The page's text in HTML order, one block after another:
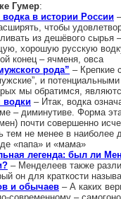
Гумер:
в истории России
чтобы
из дешёвого
хорошую русскую
конец – ячменя, овса
рода” – Крепкие
и
мы обратимся,
водки – Итак, водка
– диминутиве. Форма
почти совершенно
тем не менее в наиболее
«папа» и «мама»
легенда: был ли
– Менделеев также
он для краткости
и обычаев – А каких